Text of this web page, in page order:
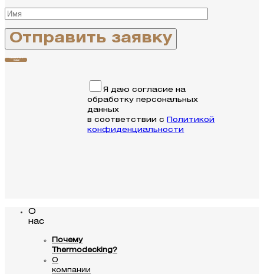
Связаться с
нами
Я даю согласие на
обработку персональных
данных
в соответствии с
Политикой
конфиденциальности
О
нас
Почему
Thermodecking?
О
компании